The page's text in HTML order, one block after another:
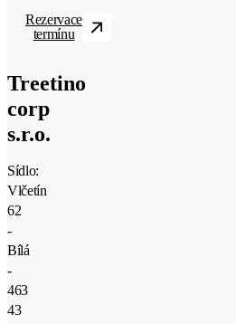
Treetino
corp
s.r.o.
Sídlo:
Vlčetín
62
-
Bílá
-
463
43
Rezervace
termínu